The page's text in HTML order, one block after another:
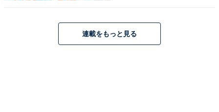
連載をもっと見る